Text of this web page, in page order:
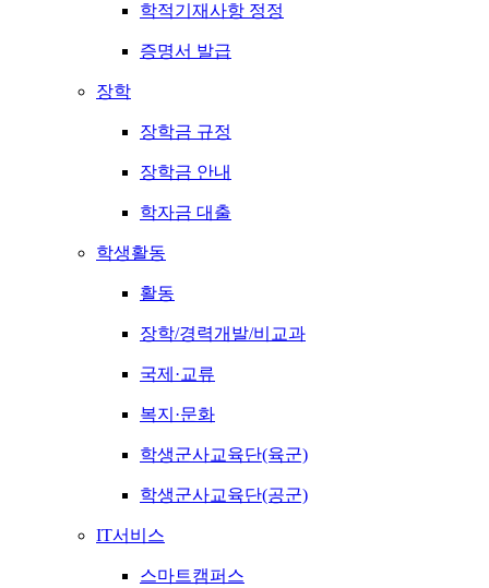
학적기재사항 정정
증명서 발급
장학
장학금 규정
장학금 안내
학자금 대출
학생활동
활동
장학/경력개발/비교과
국제·교류
복지·문화
학생군사교육단(육군)
학생군사교육단(공군)
IT서비스
스마트캠퍼스